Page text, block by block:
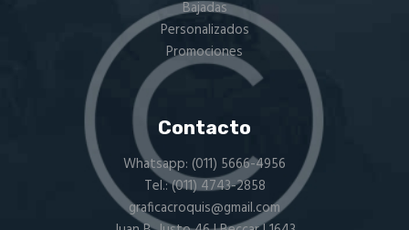
Bajadas
Personalizados
Promociones
Contacto
Whatsapp: (011) 5666-4956
Tel.:(011) 4743-2858
graficacroquis@gmail.com